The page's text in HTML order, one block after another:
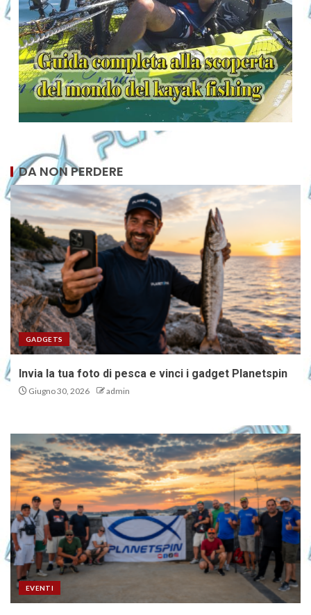
DA NON PERDERE
GADGETS
Invia la tua foto di pesca e vinci i gadget Planetspin
Giugno 30, 2026 admin
EVENTI